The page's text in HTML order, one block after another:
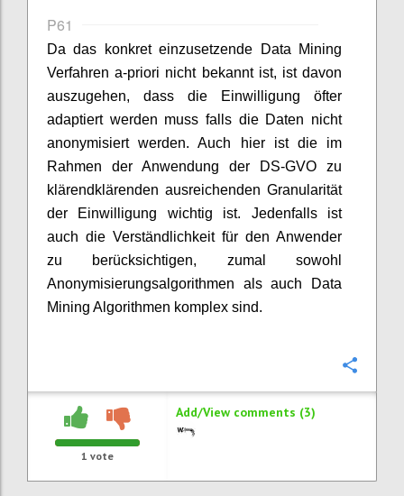
P61
Da das konkret einzusetzende Data Mining
Verfahren a-priori nicht bekannt ist, ist davon
auszugehen, dass die Einwilligung öfter
adaptiert werden muss falls die Daten nicht
anonymisiert werden. Auch hier ist die im
Rahmen der Anwendung der DS-GVO zu
klärendklärenden ausreichenden Granularität
der Einwilligung wichtig ist. Jedenfalls ist
auch die Verständlichkeit für den Anwender
zu berücksichtigen, zumal sowohl
Anonymisierungsalgorithmen als auch Data
Mining Algorithmen komplex sind.
1 vote
Add/View comments (3)